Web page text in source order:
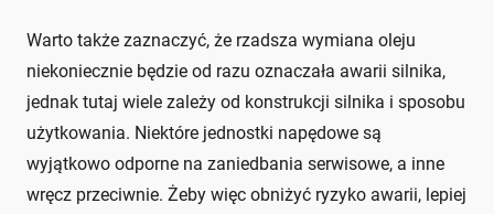
Warto także zaznaczyć, że rzadsza wymiana oleju
niekoniecznie będzie od razu oznaczała awarii silnika,
jednak tutaj wiele zależy od konstrukcji silnika i sposobu
użytkowania. Niektóre jednostki napędowe są
wyjątkowo odporne na zaniedbania serwisowe, a inne
wręcz przeciwnie. Żeby więc obniżyć ryzyko awarii, lepiej